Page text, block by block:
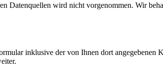
Datenquellen wird nicht vorgenommen. Wir
inklusive der von Ihnen dort angegebenen